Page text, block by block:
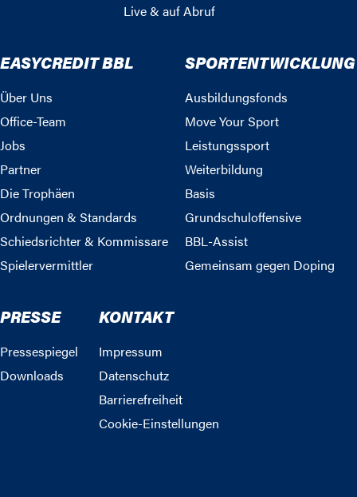
Live & auf Abruf
EASYCREDIT BBL
Über Uns
Office-Team
Jobs
Partner
Die Trophäen
Ordnungen & Standards
Schiedsrichter & Kommissare
Spielervermittler
SPORTENTWICKLUNG
Ausbildungsfonds
Move Your Sport
Leistungssport
Weiterbildung
Basis
Grundschuloffensive
BBL-Assist
Gemeinsam gegen Doping
PRESSE
Pressespiegel
Downloads
KONTAKT
Impressum
Datenschutz
Barrierefreiheit
Cookie-Einstellungen